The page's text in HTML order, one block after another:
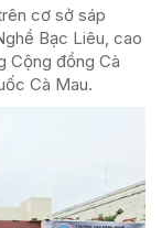
cơ sở sáp
Bạc Liêu, cao
Cộng đồng Cà
Cà Mau.